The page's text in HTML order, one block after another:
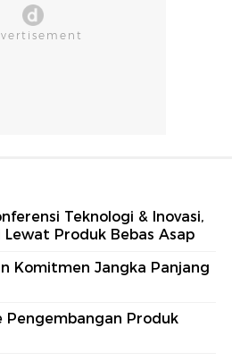
Teknologi & Inovasi,
Produk Bebas Asap
Komitmen Jangka Panjang
Pengembangan Produk